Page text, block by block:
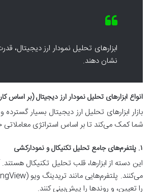
ابزارهای تحلیل نمودار ارز دیجیتال،
نشان دهند.
انواع ابزارهای تحلیل نمودار ارز دیجیتال (بر اساس
بازار ابزارهای تحلیل ارز دیجیتال بسیار
شما کمک می‌کند تا بر اساس استراتژی معاملاتی
۱. پلتفرم‌های جامع تحلیل تکنیکال و نمودارکشی
این دسته از ابزارها، قلب تحلیل تکنیکال
را تعیین، و روندها را پیش‌بینی کنند.